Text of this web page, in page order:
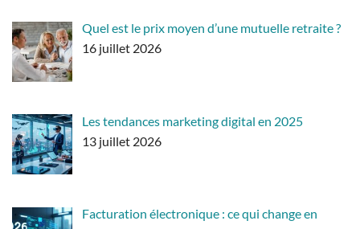
Quel est le prix moyen d’une mutuelle retraite ?
16 juillet 2026
Les tendances marketing digital en 2025
13 juillet 2026
Facturation électronique : ce qui change en